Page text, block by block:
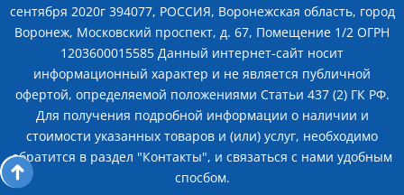
сентября 2020г 394077, РОССИЯ, Воронежская область, город
Воронеж, Московский проспект, д. 67, Помещение 1/2 ОГРН
1203600015585 Данный интернет-сайт носит
информационный характер и не является публичной
офертой, определяемой положениями Статьи 437 (2) ГК РФ.
Для получения подробной информации о наличии и
стоимости указанных товаров и (или) услуг, необходимо
обратится в раздел "Контакты", и связаться с нами удобным
спосбом.